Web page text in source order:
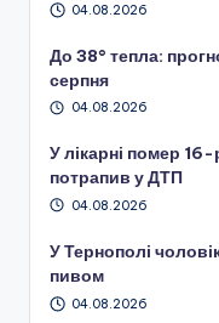
04.08.2026
До 38° тепла:
серпня
04.08.2026
У лікарні помер
потрапив у ДТП
04.08.2026
У Тернополі
пивом
04.08.2026